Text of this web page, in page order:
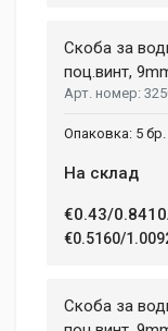
Скоба за
поц.винт,
5 бр.
На склад
€0.43/
€0.5160/
Скоба за